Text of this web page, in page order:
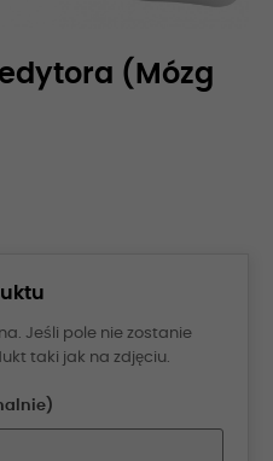
(Mózg
Jeśli pole nie zostanie
taki jak na zdjęciu.